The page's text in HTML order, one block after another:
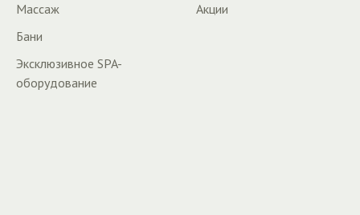
Массаж
Бани
Эксклюзивное SPA-
оборудование
Акции